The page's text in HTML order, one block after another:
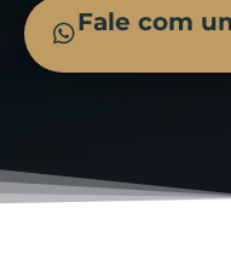
Fale com